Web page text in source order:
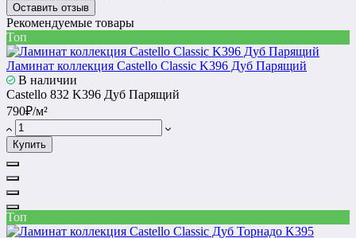
Оставить отзыв
Рекомендуемые товары
Топ
Ламинат коллекция Castello Classic K396 Дуб Парящий
В наличии
Castello 832 K396 Дуб Парящий
790₽/м²
Купить
Топ